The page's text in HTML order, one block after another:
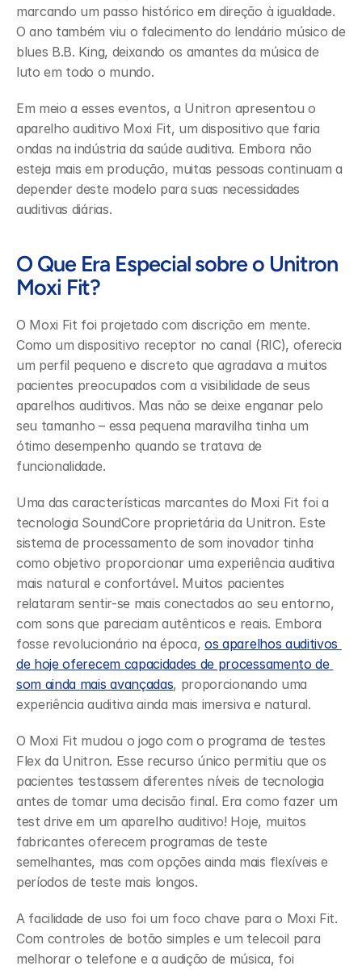
marcando um passo histórico em direção à igualdade.
O ano também viu o falecimento do lendário músico de
blues B.B. King, deixando os amantes da música de
luto em todo o mundo.
Em meio a esses eventos, a Unitron apresentou o
aparelho auditivo Moxi Fit, um dispositivo que faria
ondas na indústria da saúde auditiva. Embora não
esteja mais em produção, muitas pessoas continuam a
depender deste modelo para suas necessidades
auditivas diárias.
O Que Era Especial sobre o Unitron
Moxi Fit?
O Moxi Fit foi projetado com discrição em mente.
Como um dispositivo receptor no canal (RIC), oferecia
um perfil pequeno e discreto que agradava a muitos
pacientes preocupados com a visibilidade de seus
aparelhos auditivos. Mas não se deixe enganar pelo
seu tamanho – essa pequena maravilha tinha um
ótimo desempenho quando se tratava de
funcionalidade.
Uma das características marcantes do Moxi Fit foi a
tecnologia SoundCore proprietária da Unitron. Este
sistema de processamento de som inovador tinha
como objetivo proporcionar uma experiência auditiva
mais natural e confortável. Muitos pacientes
relataram sentir-se mais conectados ao seu entorno,
com sons que pareciam autênticos e reais. Embora
fosse revolucionário na época, os aparelhos auditivos
de hoje oferecem capacidades de processamento de
som ainda mais avançadas, proporcionando uma
experiência auditiva ainda mais imersiva e natural.
O Moxi Fit mudou o jogo com o programa de testes
Flex da Unitron. Esse recurso único permitiu que os
pacientes testassem diferentes níveis de tecnologia
antes de tomar uma decisão final. Era como fazer um
test drive em um aparelho auditivo! Hoje, muitos
fabricantes oferecem programas de teste
semelhantes, mas com opções ainda mais flexíveis e
períodos de teste mais longos.
A facilidade de uso foi um foco chave para o Moxi Fit.
Com controles de botão simples e um telecoil para
melhorar o telefone e a audição de música, foi